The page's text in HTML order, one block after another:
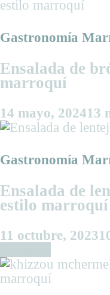
Gastronomía
Ensalada de
marroquí
14 mayo, 202413
Gastronomía
Ensalada de
estilo marroquí
11 octubre, 2023